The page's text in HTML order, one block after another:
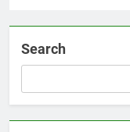
Search